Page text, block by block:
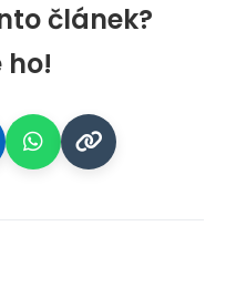
článek?
ho!